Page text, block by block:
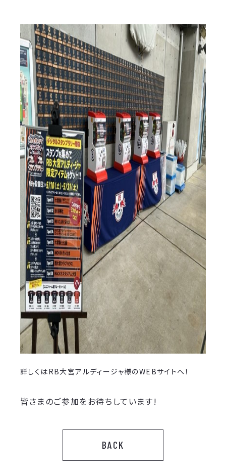
詳しくはRB大宮アルディージャ様のWEBサイトへ！
皆さまのご参加をお待ちしています!
BACK